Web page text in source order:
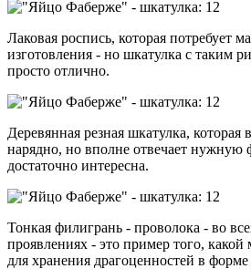
Лаковая роспись, которая потребует
изготовления - но шкатулка с таким
просто отлично.
Деревянная резная шкатулка, которая
нарядно, но вполне отвечает нужную
достаточно интересна.
Тонкая филигрань - проволока - во
проявлениях - это пример того,
для хранения драгоценностей в форме